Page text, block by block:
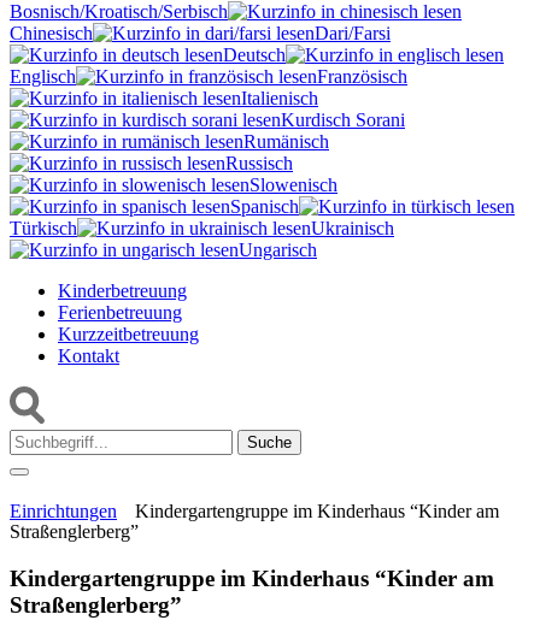
Bosnisch/Kroatisch/Serbisch
Chinesisch
Dari/Farsi
Deutsch
Englisch
Französisch
Italienisch
Kurdisch Sorani‎
Rumänisch
Russisch
Slowenisch
Spanisch
Türkisch
Ukrainisch
Ungarisch
Kinderbetreuung
Ferienbetreuung
Kurzzeitbetreuung
Kontakt
Suche:
Einrichtungen
Kindergartengruppe im Kinderhaus “Kinder am
Straßenglerberg”
Kindergartengruppe im Kinderhaus “Kinder am
Straßenglerberg”